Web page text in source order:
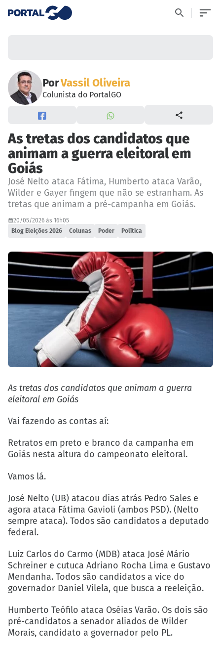
PorVassil Oliveira
Colunista do PortalGO
As tretas dos candidatos que
animam a guerra eleitoral em
Goiás
José Nelto ataca Fátima, Humberto ataca Varão,
Wilder e Gayer fingem que não se estranham. As
tretas que animam a pré-campanha em Goiás.
20/05/2026 às 16h05
Blog Eleições 2026
Colunas Poder Política
As tretas dos candidatos que animam a guerra
eleitoral em Goiás
Vai fazendo as contas aí:
Retratos em preto e branco da campanha em
Goiás nesta altura do campeonato eleitoral.
Vamos lá.
José Nelto (UB) atacou dias atrás Pedro Sales e
agora ataca Fátima Gavioli (ambos PSD). (Nelto
sempre ataca). Todos são candidatos a deputado
federal.
Luiz Carlos do Carmo (MDB) ataca José Mário
Schreiner e cutuca Adriano Rocha Lima e Gustavo
Mendanha. Todos são candidatos a vice do
governador Daniel Vilela, que busca a reeleição.
Humberto Teófilo ataca Oséias Varão. Os dois são
pré-candidatos a senador aliados de Wilder
Morais, candidato a governador pelo PL.